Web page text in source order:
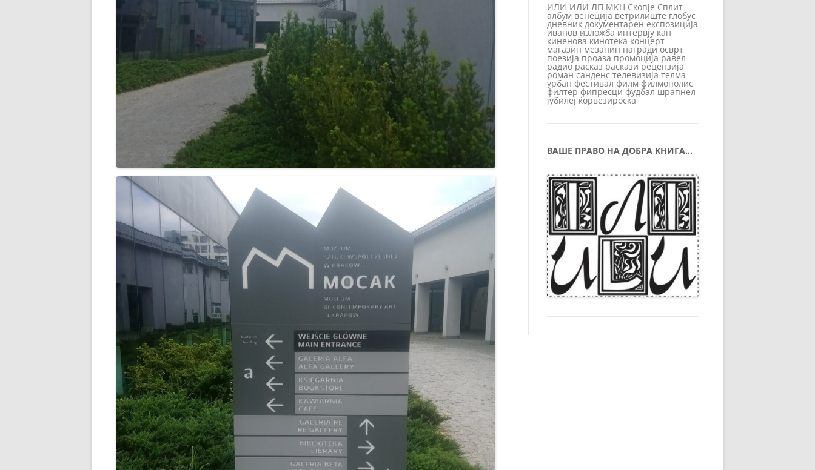
ИЛИ-ИЛИ ЛП МКЦ Скопје Сплит
албум венеција ветрилиште глобус
дневник документарен експозиција
иванов изложба интервју кан
киненова кинотека концерт
магазин мезанин награди осврт
поезија проаза промоција равел
радио расказ раскази рецензија
роман санденс телевизија телма
урбан фестивал филм филмополис
филтер фипресци фудбал шрапнел
јубилеј ќорвезироска
ВАШЕ ПРАВО НА ДОБРА КНИГА…